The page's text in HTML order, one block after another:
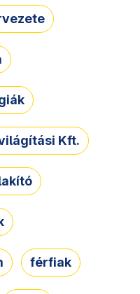
Kft.
férfiak